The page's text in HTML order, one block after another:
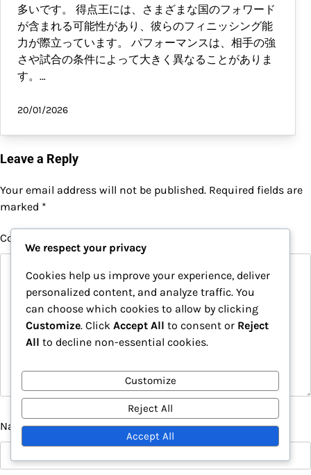
多いです。 得点王には、さまざまな国のフォワード
が含まれる可能性があり、彼らのフィニッシング能
力が際立っています。 パフォーマンスは、相手の強
さや試合の条件によって大きく異なることがありま
す。…
20/01/2026
Leave a Reply
Your email address will not be published. Required fields are
marked *
Comment
Name*
We respect your privacy
Cookies help us improve your experience, deliver
personalized content, and analyze traffic. You
can choose which cookies to allow by clicking
Customize. Click Accept All to consent or Reject
All to decline non-essential cookies.
Customize
Reject All
Accept All